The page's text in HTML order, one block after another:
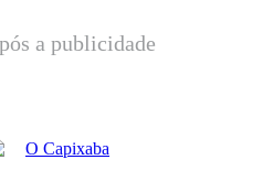
a publicidade